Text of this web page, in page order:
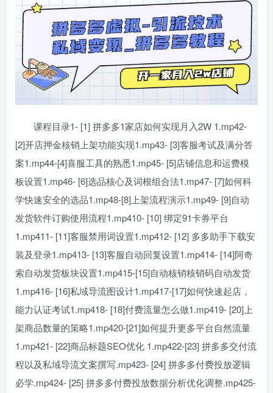
课程目录1- [1] 拼多多1家店如何实现月入2W 1.mp42-
[2]开店押金核销上架功能实现1.mp43- [3]客服考试及满分答
案1.mp44-[4]喜服工具的熟悉1.mp45- [5]店铺信息和运费模
板设置1.mp46- [6]选品核心及词根组合法1.mp47- [7]如何科
学快速安全的选品1.mp48-[8]上架流程演示1.mp49- [9]自动
发货软件订购使用流程1.mp410- [10] 绑定91卡券平台
1.mp411- [11]客服禁用词设置1.mp412- [12] 多多助手下载安
装及登录1.mp413- [13]客服自动回复设置1.mp414- [14]阿奇
索自动发货板块设置1.mp415-[15]自动核销核销码自动发货
1.mp416- [16]私域导流图设计1.mp417-[17]如何快速起店，
能力认证考试1.mp418- [18]付费流量怎么做1.mp419- [20]上
架商品数量的策略1.mp420-[21]如何提升更多平台自然流量
1.mp421- [22]商品标题SEO优化 1.mp422-[23] 拼多多交付流
程以及私域导流文案撰写.mp423- [24] 拼多多付费投放逻辑
必学.mp424- [25] 拼多多付费投放数据分析优化调整.mp425-